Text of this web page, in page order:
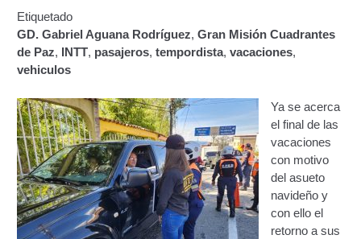
Biblioteca
Búsqueda Predictiva Woocommerce
Certificación de Datos para Efectos Consulares con
Apostilla Electrónica – Servicio Frecuente
Certificación Provisional de Prestación del Servicio de
Transporte Público de Personas Modalidad Periférico
(RUTAS SUBURBANA O INTERURBANAS) – Servicio
Frecuente
Etiquetado
GD. Gabriel Aguana Rodríguez,Gran Misión Cuadrantes
de Paz, INTT, pasajeros,tempordista,vacaciones,
vehiculos
Ya se acerca
el final de las
vacaciones
con motivo
del asueto
navideño y
con ello el
retorno a sus